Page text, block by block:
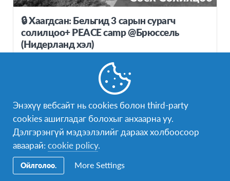
🔒 Хаагдсан: Бельгид 3 сарын сурагч
солилцоо+ PEACE camp @Брюссель
(Нидерланд хэл)
3-4 сар
ХӨТӨЛБӨРИЙН ТОВ
8-р сарын 21, 2026 - 12-р сарын 3, 2026
Энэхүү вебсайт нь cookies болон third-party
cookies ашигладаг болохыг анхаарна уу.
Дэлгэрэнгүй мэдээлэлийг дараах холбоосоор
аваарай: cookie policy.
Ойлголоо. More Settings